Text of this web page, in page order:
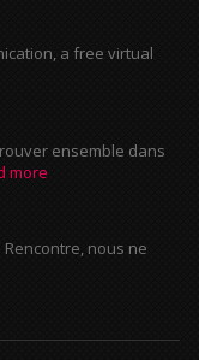
a free virtual
ensemble dans
more
Rencontre, nous ne